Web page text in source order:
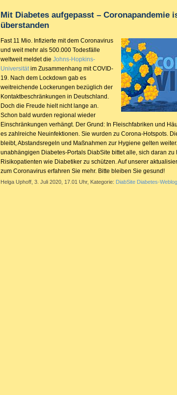
Mit Diabetes aufgepasst – Coronapandemie
überstanden
Fast 11 Mio. Infizierte mit dem Coronavirus
und weit mehr als 500.000 Todesfälle
weltweit meldet die Johns-Hopkins-
Universitätim Zusammenhang mit COVID-
19. Nach dem Lockdown gab es
weitreichende Lockerungen bezüglich der
Kontaktbeschränkungen in Deutschland.
Doch die Freude hielt nicht lange an.
Schon bald wurden regional wieder
Einschränkungen verhängt. Der Grund: In Fleischfabriken und
es zahlreiche Neuinfektionen. Sie wurden zu Corona-Hotspots.
bleibt, Abstandsregeln und Maßnahmen zur Hygiene gelten
unabhängigen Diabetes-Portals DiabSite bittet alle, sich daran zu
Risikopatienten wie Diabetiker zu schützen. Auf unserer
zum Coronavirus erfahren Sie mehr. Bitte bleiben Sie gesund!
Helga Uphoff, 3. Juli 2020, 17.01 Uhr, Kategorie: DiabSite Diabetes-Weblog